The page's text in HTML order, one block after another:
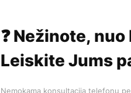
❓ Nežinote, nuo
Leiskite Jums
Nemokama konsultacija telefonu